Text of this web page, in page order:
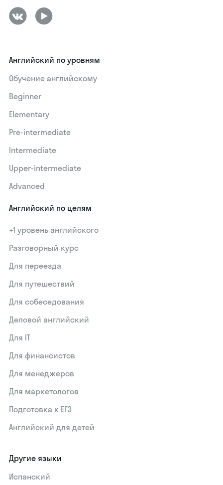
Английский по уровням
Обучение английскому
Beginner
Elementary
Pre-intermediate
Intermediate
Upper-intermediate
Advanced
Английский по целям
+1 уровень английского
Разговорный курс
Для переезда
Для путешествий
Для собеседования
Деловой английский
Для IT
Для финансистов
Для менеджеров
Для маркетологов
Подготовка к ЕГЭ
Английский для детей
Другие языки
Испанский